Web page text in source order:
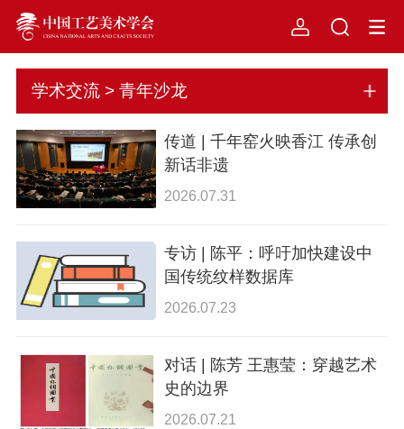
学术交流 > 青年沙龙
传道 | 千年窑火映香江 传承创
新话非遗
2026.07.31
专访 | 陈平：呼吁加快建设中
国传统纹样数据库
2026.07.23
对话 | 陈芳 王惠莹：穿越艺术
史的边界
2026.07.21